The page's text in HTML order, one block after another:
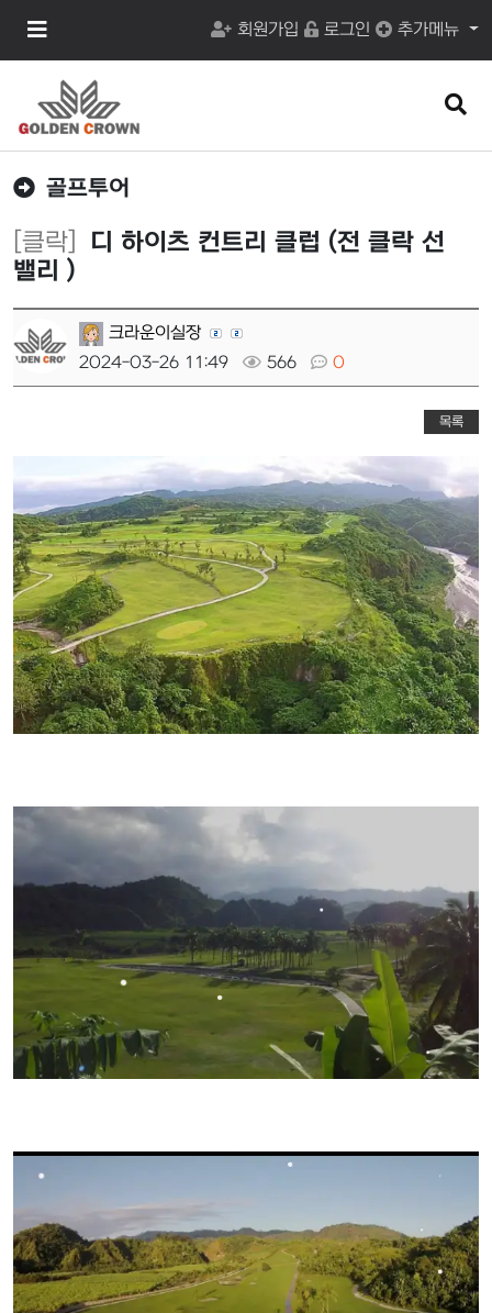
메
회원가입 로그인 추가메뉴
검
버
골프투어
[클락]
디 하이츠 컨트리 클럽 (전 클락 선
밸리 )
크라운이실장
2024-03-26 11:49
566 0
목록